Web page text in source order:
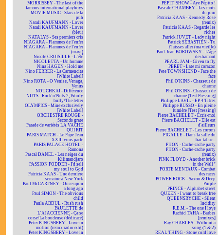
MORRISSEY - The last of the
famous international playboys
MOVIE MUSIC - Stars de la
pub
Natali KAUFMANN - Lover
Natali KAUFMANN - Lover
(bleu)
NATALYS - Ses premiers cris
NIAGARA - Flammes de l'enfer
NIAGARA - Flammes de l'enfer
(maxi)
Nicole CROISILLE - L'été
NICOLETTA - Un homme
Nina HAGEN - Hold me
Nino FERRER - La Carmencita
[White Label]
Nino ROTA - O Venise, Venaga,
Venus
NOUCHKAÏ - Différence
NUTS - Rock'n'Nuts 2, Wooly
bully/The letter
OLYMPICS - Mine exclusively
[White Label]
ORCHESTRE ROUGE -
Seconds grate
Parade de variétés LA VACHE
QUI RIT
PARIS MATCH - Le Pape Jean
XXIII vous parle
PARIS PALACE HOTEL -
Ramona
Pascal DANEL - Les neiges du
Kilimandjaro
PASSION FODDER - I'd sell
my soul to God
Patricia KAAS - Une dernière
semaine à New York
Paul McCARTNEY - Once upon
a long ago
Paul SIMON - The obvious
child
Paula ABDUL - Rush rush
PAULETTE de
L'AJACCIENNE - Ça se
corse/La boudeuse (dédicacé)
Peter KINGSBERY - Love in
motion (remix radio edit)
Peter KINGSBERY - Love in
PÉPIT' SHOW - Aye Pépito !
Pascale CHAMBRY - Les mots
du jour
Patricia KAAS - Kennedy Rose
(remix)
Patricia KAAS - Regarde les
riches
Patrick JUVET - Lady night
Patrick SÉBASTIEN - Tu
t'laisses aller (ma vieille)
Paul-Jean BOROWSKY - L'âge
de diamant
PEARL JAM - Given to fly
PERET - Late mi corazon
Pete TOWNSHEND - Face the
face
Phil O'KINS - Chasseur de
charme
Phil O'KINS - Chasseur de
charme [Test Pressing]
Philippe LAVIL - EP 4 Titres
Philippe RUSSO - En pleine
lumière [Test Pressing]
Pierre BACHELET - Écris-moi
Pierre BACHELET - Elle est
d'ailleurs
Pierre BACHELET - Les corons
PIGALLE - Dans la salle du
bar-tabac...
PIJON - Cache-cache party
PIJON - Cache-cache party
(remix)
PINK FLOYD - Another brick
in the Wall ²
PORTE MENTAUX - Combat
des races
POWER ROCK - Saxon & Deep
Purple
PRINCE - Alphabet street
QUEEN - I want to break free
QUEENSRYCHE - Silent
lucidity
R.E.M. - The one I love
Rachid TAHA - Barbès
[remixes]
Ray CHARLES - Without a
song (1 & 2)
REAL THING - Stone cold love